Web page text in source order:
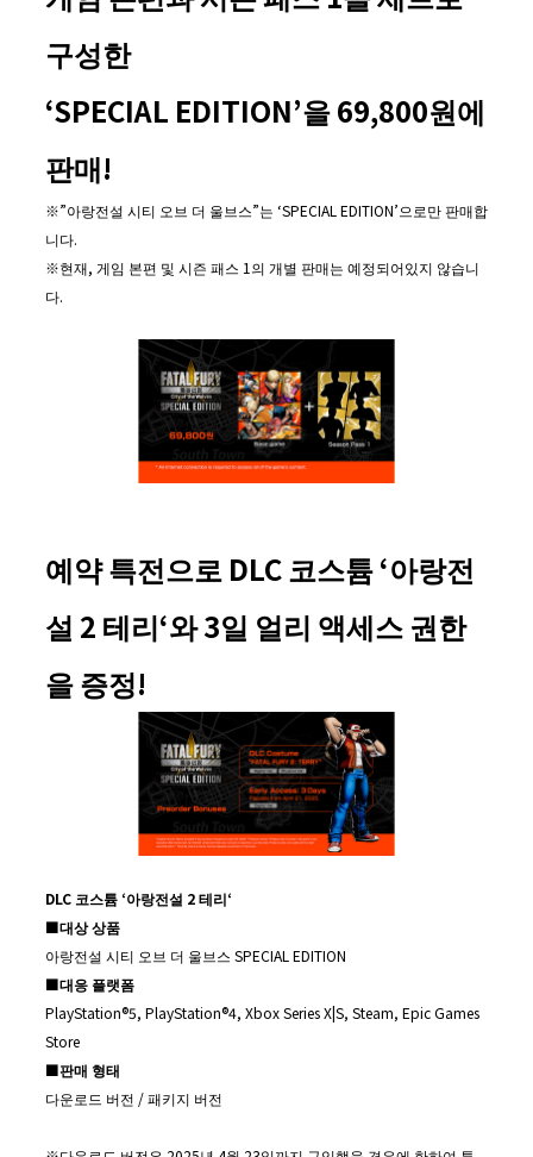
구성한
‘SPECIAL EDITION’을69,800원에
판매!
※”아랑전설 시티 오브 더 울브스”는 ‘SPECIAL EDITION’으로만 판매합
니다.
※현재, 게임 본편 및 시즌 패스 1의 개별 판매는 예정되어있지 않습니
다.
예약 특전으로 DLC코스튬‘아랑전
설 2 테리‘와3일 얼리 액세스 권한
을 증정!
DLC 코스튬 ‘아랑전설 2테리‘
■대상 상품
아랑전설 시티 오브 더 울브스 SPECIAL EDITION
■대응 플랫폼
PlayStation®5, PlayStation®4, Xbox Series X|S, Steam, Epic Games
Store
■판매 형태
다운로드 버전 / 패키지 버전